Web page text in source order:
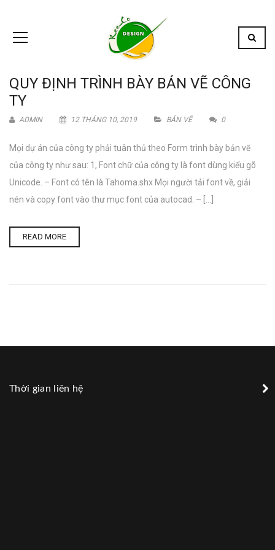
QUY ĐỊNH TRÌNH BÀY BẢN VẼ CÔNG
TY
ADMIN 12 THÁNG 10, 2019 BẢN VẼ 0
Mọi dự án của công ty phải tuân thủ theo Form trình bày bản vẽ
của công ty như sau: 1, Font chữ của công ty là font dùng kiểu gõ
Unicode. – Font có tên là Tahoma.shx Mọi người tải font về, giải
nén và copy font vào thư mục font của autocad. – […]
READ MORE
Thời gian liên hệ